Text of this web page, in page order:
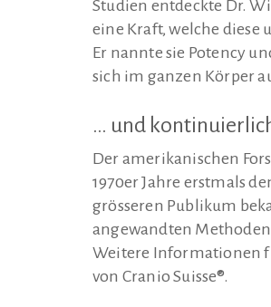
Studien entdeckte Dr.
eine Kraft, welche
Er nannte sie Potency
sich im ganzen Körper
… und
Der amerikanischen
1970er Jahre erstmals
grösseren Publikum
angewandten
Weitere Informationen
von Cranio Suisse®.